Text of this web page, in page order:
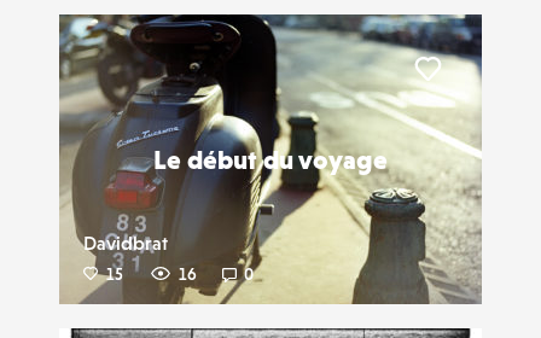
Le début du voyage
Davidbrat
15 16 0
Liker